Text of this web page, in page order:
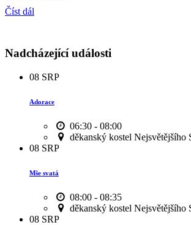
Číst dál
Nadcházející události
08 SRP
Adorace
06:30 - 08:00
děkanský kostel Nejsvětějšího
08 SRP
Mše svatá
08:00 - 08:35
děkanský kostel Nejsvětějšího
08 SRP